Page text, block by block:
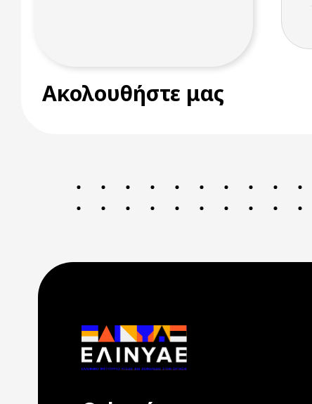
Ακολουθήστε μας